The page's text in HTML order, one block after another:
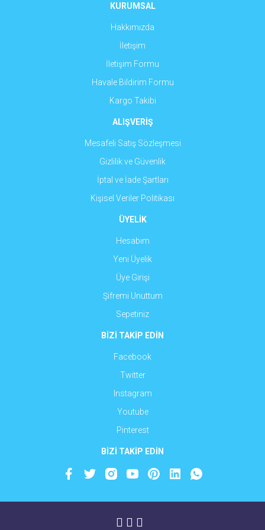
Ürün fiyatı diğer sitelerden daha pahalı.
Gönder
KURUMSAL
Hakkımızda
İletişim
İletişim Formu
Havale Bildirim Formu
Kargo Takibi
ALIŞVERİŞ
Mesafeli Satış Sözleşmesi
Gizlilik ve Güvenlik
İptal ve İade Şartları
Kişisel Veriler Politikası
ÜYELİK
Hesabım
Yeni Üyelik
Üye Girişi
Şifremi Unuttum
Sepetiniz
BİZİ TAKİP EDİN
Facebook
Twitter
Instagram
Youtube
Pinterest
BİZİ TAKİP EDİN